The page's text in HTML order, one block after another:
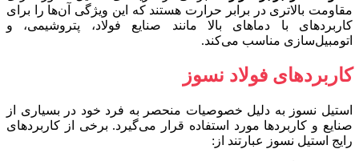
مقاومت بالاتری در برابر حرارت هستند که این ویژگی آن‌ها را برای
کاربردهای با دماهای بالا مانند صنایع فولاد، پتروشیمی، و
اتومبیل‌سازی مناسب می‌کند.
کاربردهای فولاد نسوز
استیل نسوز به دلیل خصوصیات منحصر به فرد خود در بسیاری از
صنایع و کاربردها مورد استفاده قرار می‌گیرد. برخی از کاربردهای
رایج استیل نسوز عبارتند از: